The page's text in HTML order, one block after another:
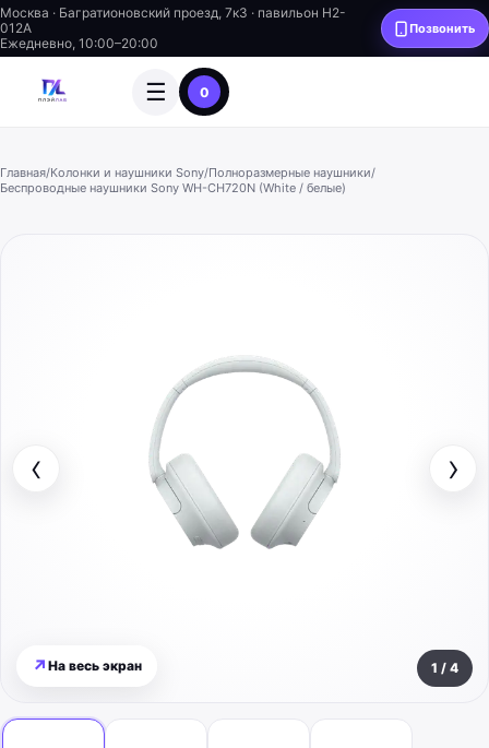
Москва · Багратионовский проезд, 7к3 · павильон H2-
012A
Ежедневно, 10:00–20:00
Позвонить
☰ 0
Главная/Колонки и наушники Sony/Полноразмерные наушники/
Беспроводные наушники Sony WH-CH720N (White / белые)
↗ На весь экран
‹ ›
1 / 4